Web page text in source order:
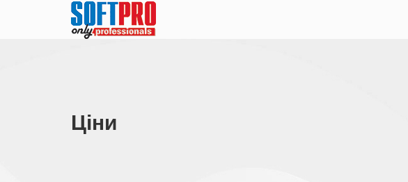
Цiни